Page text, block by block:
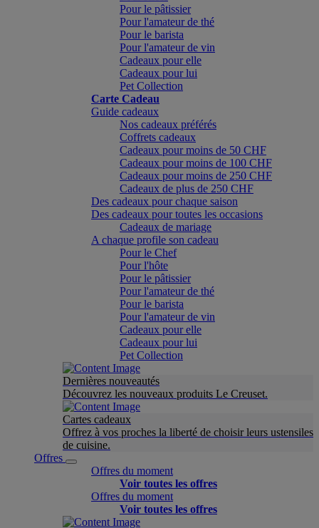
Pour le pâtissier
Pour l'amateur de thé
Pour le barista
Pour l'amateur de vin
Cadeaux pour elle
Cadeaux pour lui
Pet Collection
Carte Cadeau
Guide cadeaux
Nos cadeaux préférés
Coffrets cadeaux
Cadeaux pour moins de 50 CHF
Cadeaux pour moins de 100 CHF
Cadeaux pour moins de 250 CHF
Cadeaux de plus de 250 CHF
Des cadeaux pour chaque saison
Des cadeaux pour toutes les occasions
Cadeaux de mariage
A chaque profile son cadeau
Pour le Chef
Pour l'hôte
Pour le pâtissier
Pour l'amateur de thé
Pour le barista
Pour l'amateur de vin
Cadeaux pour elle
Cadeaux pour lui
Pet Collection
Dernières nouveautés
Découvrez les nouveaux produits Le Creuset.
Cartes cadeaux
Offrez à vos proches la liberté de choisir leurs ustensiles
de cuisine.
Offres
Offres du moment
Voir toutes les offres
Offres du moment
Voir toutes les offres